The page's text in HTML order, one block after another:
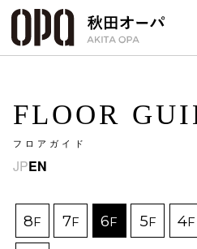
FLOOR
フロアガイド
JPEN
8F 7F 6F 5F 4F